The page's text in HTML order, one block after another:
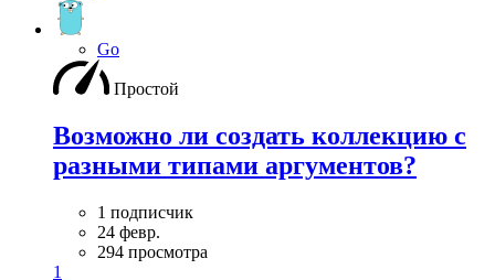
Go
Простой
Возможно ли создать коллекцию с
разными типами аргументов?
1 подписчик
24 февр.
294 просмотра
1